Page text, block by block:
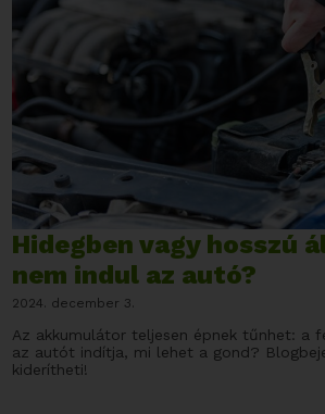
Hidegben vagy hosszú
nem indul az autó?
2024. december 3.
Az akkumulátor teljesen épnek tűnhet: a
az autót indítja, mi lehet a gond?
kiderítheti!